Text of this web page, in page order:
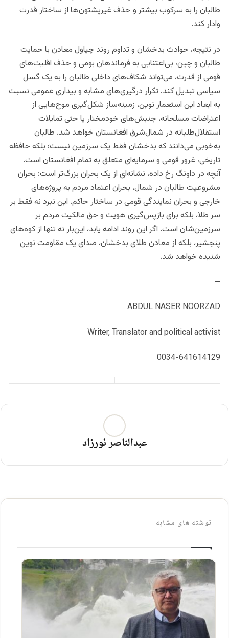
طالبان را به سرکوب بیشتر و حذف غیرپشتون‌ها از ساختار قدرت
وادار کند.
در نتیجه، حوادث بدخشان و تداوم روند چپاول معادن با حمایت
طالبان و چین، بی‌اعتنایی به فرماندهان بومی و حذف اقلیت‌های
قومی از قدرت، می‌تواند شکاف‌های داخلی طالبان را به یک گسل
سیاسی تبدیل کند. تکرار درگیری‌های مشابه و بیداری عمومی نسبت
به ابعاد این استعمار نوین، زمینه‌ساز شکل‌گیری موج‌هایی از
اعتراضات مسلحانه، جنبش‌های خودمختار یا حتی تمایلات
استقلال‌طلبانه در شمال‌شرق افغانستان خواهد شد. طالبان
به‌خوبی می‌دانند که بدخشان فقط یک سرزمین نیست؛ بلکه حافظه
تاریخی، غرور قومی و سرمایه‌ای متعلق به تمام افغانستان است.
آنچه در داونگ رخ داده، نشانه‌ای از یک بحران بزرگ‌تر است: بحران
مشروعیت طالبان در شمال، بحران اعتماد مردم به پروژه‌های
خارجی و بحران نمایندگی قومی در ساختار حاکم. این نبرد نه فقط بر
سر طلا، بلکه برای بازپس‌گیری هویت و حق مالکیت مردم بر
سرزمین‌شان است. اگر این روند ادامه یابد، این‌بار نه تنها از کوه‌های
پنجشیر، بلکه از معادن طلای بدخشان، صدای یک مقاومت نوین
شنیده خواهد شد.
—
ABDUL NASER NOORZAD
Writer, Translator and political activist
0034-641614129
عبدالناصر نورزاد
نوشته های مشابه